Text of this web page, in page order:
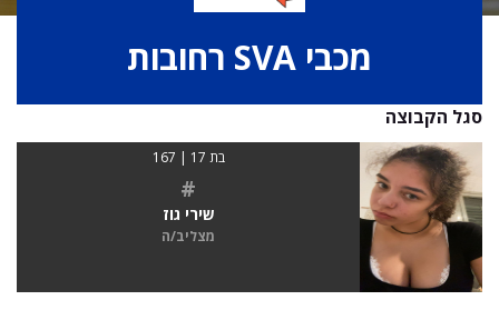
מכבי SVA רחובות
סגל הקבוצה
בת 17 | 167
#
שירי גוז
מצליב/ה